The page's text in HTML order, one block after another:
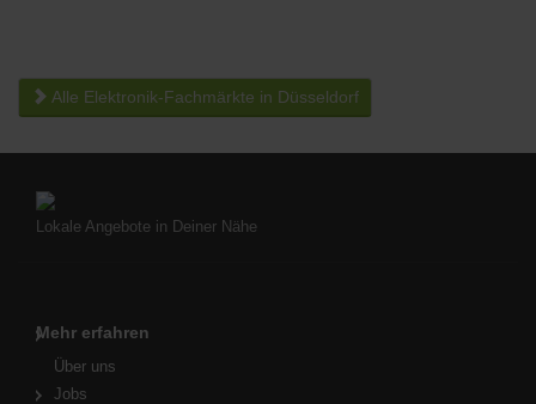
Alle Elektronik-Fachmärkte in Düsseldorf
Lokale Angebote in Deiner Nähe
Mehr erfahren
Über uns
Jobs